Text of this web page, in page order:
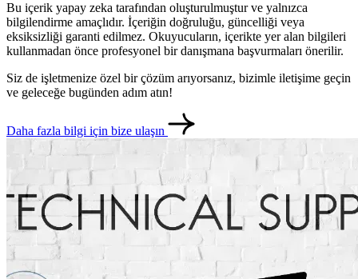
Bu içerik yapay zeka tarafından oluşturulmuştur ve yalnızca
bilgilendirme amaçlıdır. İçeriğin doğruluğu, güncelliği veya
eksiksizliği garanti edilmez. Okuyucuların, içerikte yer alan bilgileri
kullanmadan önce profesyonel bir danışmana başvurmaları önerilir.
Siz de işletmenize özel bir çözüm arıyorsanız, bizimle iletişime geçin
ve geleceğe bugünden adım atın!
Daha fazla bilgi için bize ulaşın